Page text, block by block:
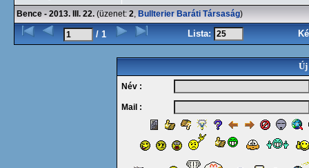
Bence - 2013. III. 22. (üzenet: 2, Bullterier Baráti Társaság)
/ 1 Lista:
Új
Név :
Mail :